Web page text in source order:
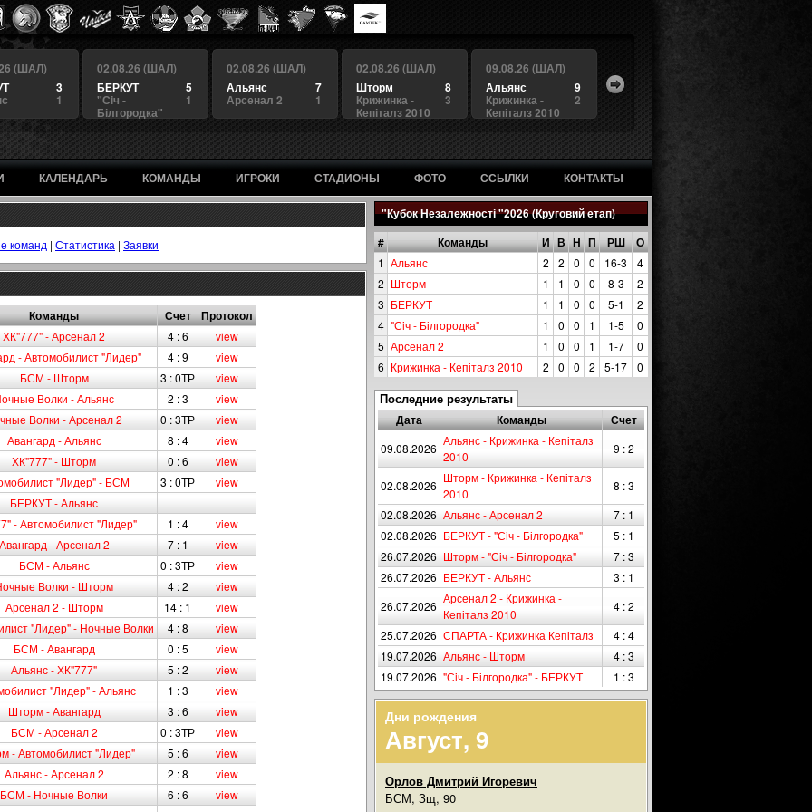
(ШАЛ)
3
1
02.08.26 (ШАЛ)
5
БЕРКУТ
1
"Сiч -
Білгородка"
02.08.26 (ШАЛ)
7
Альянс
1
Арсенал 2
02.08.26 (ШАЛ)
8
Шторм
3
Крижинка -
Кепіталз 2010
09.08.26 (ШАЛ)
9
Альянс
2
Крижинка -
Кепіталз 2010
КАЛЕНДАРЬ КОМАНДЫ ИГРОКИ СТАДИОНЫ ФОТО ССЫЛКИ КОНТАКТЫ
"Кубок Незалежності "2026 (Круговий етап)
# Команды И В Н П РШ О
1 Альянс 2 2 0 0 16-3
4
2 Шторм 1 1 0 0 8-3
2
3 БЕРКУТ 1 1 0 0 5-1
2
4 "Сiч - Білгородка" 1 0 0 1 1-5
0
5 Арсенал 2 1 0 0 1 1-7
0
6 Крижинка - Кепіталз 2010 2 0 0 2 5-17 0
Последние результаты
Дата Команды Счет
09.08.2026
Альянс - Крижинка - Кепіталз
2010
9 : 2
02.08.2026
Шторм - Крижинка - Кепіталз
2010
8 : 3
02.08.2026 Альянс - Арсенал 2
7 : 1
02.08.2026 БЕРКУТ - "Сiч - Білгородка"
5 : 1
26.07.2026 Шторм - "Сiч - Білгородка"
7 : 3
26.07.2026 БЕРКУТ - Альянс
3 : 1
26.07.2026
Арсенал 2 - Крижинка -
Кепіталз 2010
4 : 2
25.07.2026 СПАРТА - Крижинка Кепіталз
4 : 4
19.07.2026 Альянс - Шторм
4 : 3
19.07.2026 "Сiч - Білгородка" - БЕРКУТ 1 : 3
Дни рождения
Август, 9
Орлов Дмитрий Игоревич
БСМ, Зщ, 90
команд | Статистика | Заявки
Команды Счет Протокол
ХК"777" - Арсенал 2 4 : 6
view
- Автомобилист "Лидер" 4 : 9
view
БСМ - Шторм 3 : 0ТР
view
Волки - Альянс 2 : 3
view
Волки - Арсенал 2 0 : 3ТР
view
Авангард - Альянс 8 : 4
view
ХК"777" - Шторм 0 : 6
view
"Лидер" - БСМ 3 : 0ТР
view
БЕРКУТ - Альянс
- Автомобилист "Лидер" 1 : 4
view
Авангард - Арсенал 2 7 : 1
view
БСМ - Альянс 0 : 3ТР
view
Волки - Шторм 4 : 2
view
Арсенал 2 - Шторм 14 : 1
view
"Лидер" - Ночные Волки 4 : 8
view
БСМ - Авангард 0 : 5
view
Альянс - ХК"777" 5 : 2
view
"Лидер" - Альянс 1 : 3
view
Шторм - Авангард 3 : 6
view
БСМ - Арсенал 2 0 : 3ТР
view
- Автомобилист "Лидер" 5 : 6
view
Альянс - Арсенал 2 2 : 8
view
БСМ - Ночные Волки 6 : 6
view